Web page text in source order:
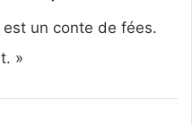
un conte de fées.
»